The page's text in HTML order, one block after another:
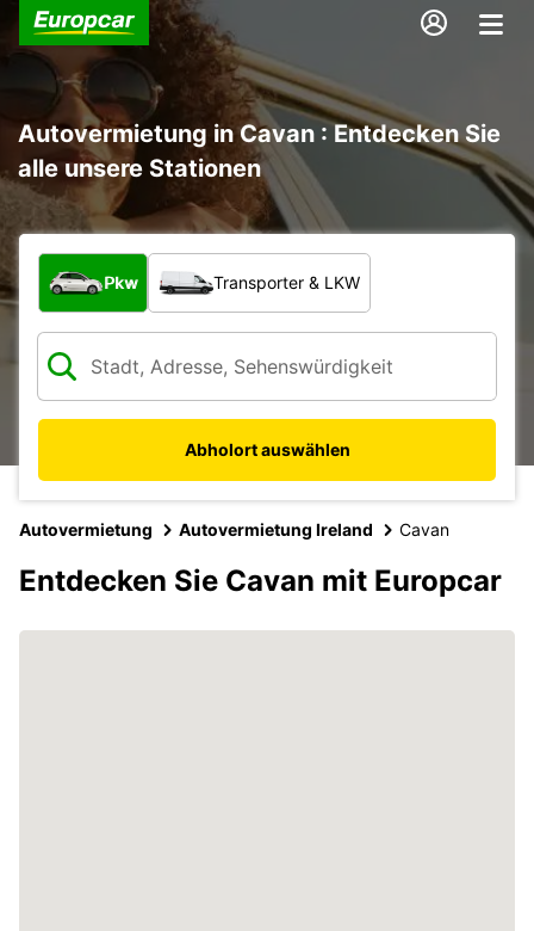
Autovermietung in Cavan : Entdecken Sie
alle unsere Stationen
Welche Art von Fahrzeug?
Pkw Transporter & LKW
Abholort auswählen
Autovermietung Autovermietung Ireland Cavan
Entdecken Sie Cavan mit Europcar